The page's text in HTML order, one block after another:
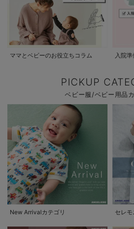
ママとベビーのお役立ちコラム 入院
PICKUP
ベビー服/ベビー用品
New Arrivalカテゴリ セレモ